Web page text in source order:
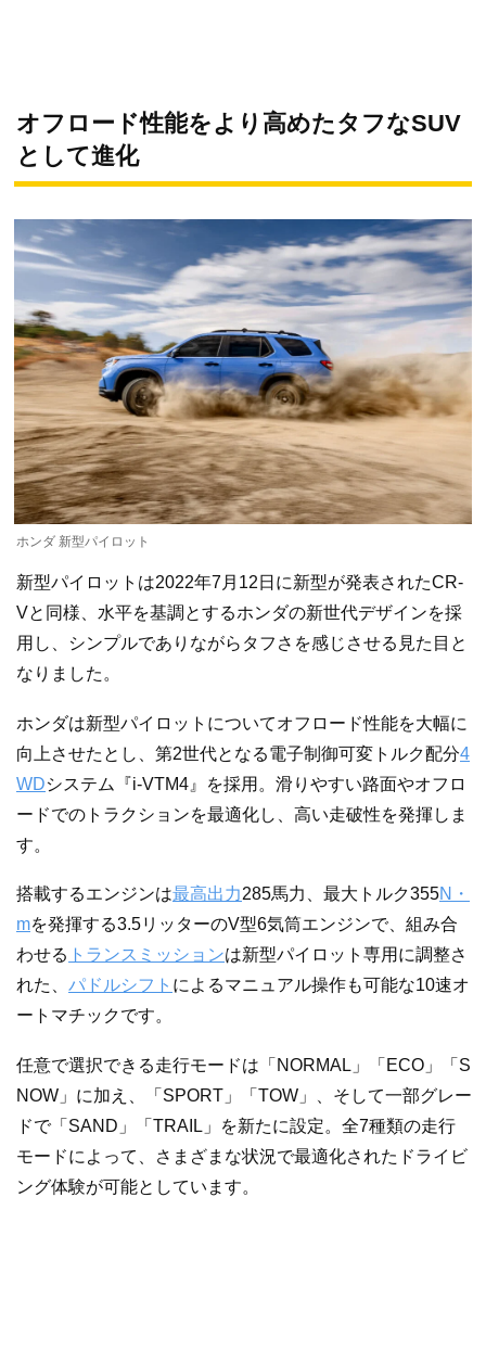
オフロード性能をより高めたタフなSUV
として進化
ホンダ 新型パイロット
新型パイロットは2022年7月12日に新型が発表されたCR-
Vと同様、水平を基調とするホンダの新世代デザインを採
用し、シンプルでありながらタフさを感じさせる見た目と
なりました。
ホンダは新型パイロットについてオフロード性能を大幅に
向上させたとし、第2世代となる電子制御可変トルク配分4
WDシステム『i-VTM4』を採用。滑りやすい路面やオフロ
ードでのトラクションを最適化し、高い走破性を発揮しま
す。
搭載するエンジンは最高出力285馬力、最大トルク355N・
mを発揮する3.5リッターのV型6気筒エンジンで、組み合
わせる トランスミッションは新型パイロット専用に調整さ
れた、 パドルシフト によるマニュアル操作も可能な10速オ
ートマチックです。
任意で選択できる走行モードは「NORMAL」「ECO」「S
NOW」に加え、「SPORT」「TOW」、そして一部グレー
ドで「SAND」「TRAIL」を新たに設定。全7種類の走行
モードによって、さまざまな状況で最適化されたドライビ
ング体験が可能としています。